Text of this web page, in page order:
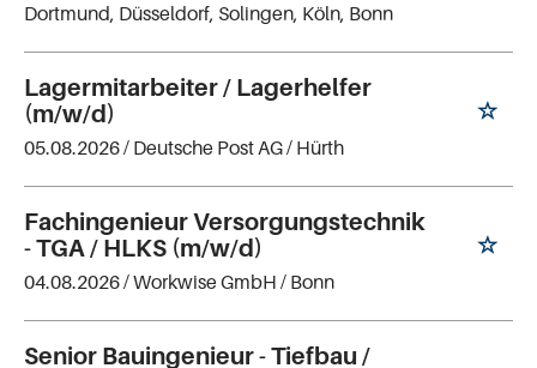
Dortmund, Düsseldorf, Solingen, Köln, Bonn
Lagermitarbeiter / Lagerhelfer
(m/w/d)
05.08.2026 / Deutsche Post AG/ Hürth
Fachingenieur Versorgungstechnik
- TGA / HLKS (m/w/d)
04.08.2026 /Workwise GmbH / Bonn
Senior Bauingenieur - Tiefbau /